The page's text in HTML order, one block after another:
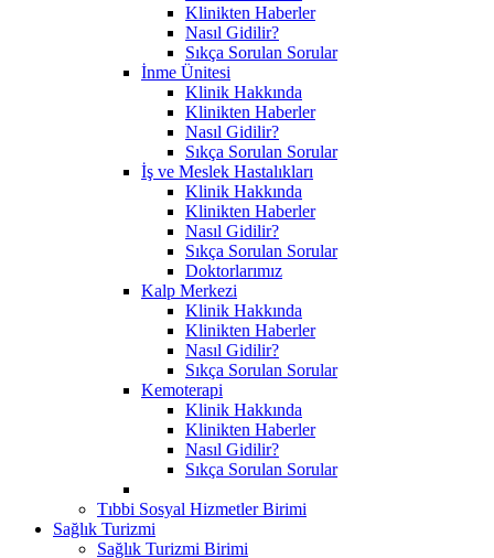
Klinikten Haberler
Nasıl Gidilir?
Sıkça Sorulan Sorular
İnme Ünitesi
Klinik Hakkında
Klinikten Haberler
Nasıl Gidilir?
Sıkça Sorulan Sorular
İş ve Meslek Hastalıkları
Klinik Hakkında
Klinikten Haberler
Nasıl Gidilir?
Sıkça Sorulan Sorular
Doktorlarımız
Kalp Merkezi
Klinik Hakkında
Klinikten Haberler
Nasıl Gidilir?
Sıkça Sorulan Sorular
Kemoterapi
Klinik Hakkında
Klinikten Haberler
Nasıl Gidilir?
Sıkça Sorulan Sorular
Tıbbi Sosyal Hizmetler Birimi
Sağlık Turizmi
Sağlık Turizmi Birimi